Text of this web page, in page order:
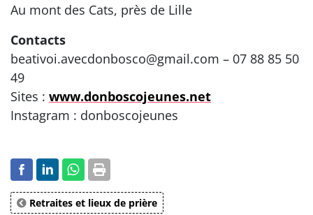
Au mont des Cats, près de Lille
Contacts
beativoi.avecdonbosco@gmail.com – 07 88 85 50
49
Sites : www.donboscojeunes.net
Instagram : donboscojeunes
Retraites et lieux de prière